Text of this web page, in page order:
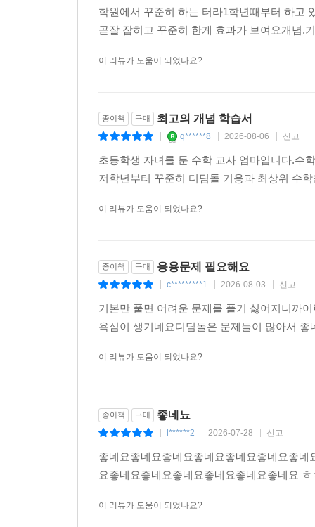
학원에서 꾸준히 하는 터라1학년때부터 하고
곧잘 잡히고 꾸준히 한게 효과가 보여요개념.
이 리뷰가 도움이 되었나요?
종이책 구매 최고의 개념 학습서
q******8 2026-08-06 신고
초등학생 자녀를 둔 수학 교사 엄마입니다.수
저학년부터 꾸준히 디딤돌 기응과 최상위 수
이 리뷰가 도움이 되었나요?
종이책 구매 응용문제 필요해요
c*********1 2026-08-03 신고
기본만 풀면 어려운 문제를 풀기 싫어지니까
욕심이 생기네요디딤돌은 문제들이 많아서
이 리뷰가 도움이 되었나요?
종이책 구매 좋네뇨
l******2 2026-07-28 신고
좋네요좋네요좋네요좋네요좋네요좋네요좋
요좋네요좋네요좋네요좋네요좋네요좋네요
이 리뷰가 도움이 되었나요?